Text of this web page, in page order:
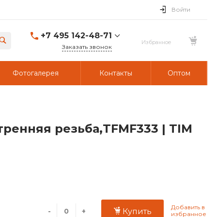
Войти
+7 495 142-48-71
Заказать звонок
Фотогалерея Контакты Оптом
резьба,TFMF333 | TIM
- + Купить